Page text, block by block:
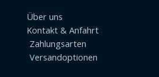
Über uns
Kontakt & Anfahrt
Zahlungsarten
Versandoptionen